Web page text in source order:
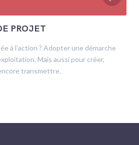
PROJET
à l’action ? Adopter une démarche
Mais aussi pour créer,
transmettre.